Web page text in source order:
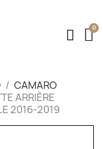
CAMARO
ARRIÈRE
2016-2019